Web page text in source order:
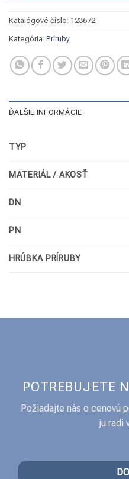
Katalógové číslo: 123672
Kategória: Príruby
ĎALŠIE INFORMÁCIE
TYP
MATERIÁL / AKOSŤ
DN
PN
HRÚBKA PRÍRUBY
POTREBUJETE
Požiadajte nás o cenovú
ju radi